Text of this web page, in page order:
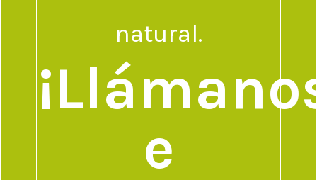
natural.
e